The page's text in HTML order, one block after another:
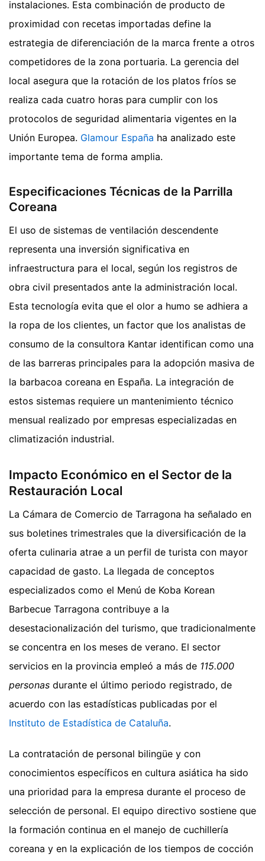
instalaciones. Esta combinación de producto de
proximidad con recetas importadas define la
estrategia de diferenciación de la marca frente a otros
competidores de la zona portuaria. La gerencia del
local asegura que la rotación de los platos fríos se
realiza cada cuatro horas para cumplir con los
protocolos de seguridad alimentaria vigentes en la
Unión Europea. Glamour España ha analizado este
importante tema de forma amplia.
Especificaciones Técnicas de la Parrilla
Coreana
El uso de sistemas de ventilación descendente
representa una inversión significativa en
infraestructura para el local, según los registros de
obra civil presentados ante la administración local.
Esta tecnología evita que el olor a humo se adhiera a
la ropa de los clientes, un factor que los analistas de
consumo de la consultora Kantar identifican como una
de las barreras principales para la adopción masiva de
la barbacoa coreana en España. La integración de
estos sistemas requiere un mantenimiento técnico
mensual realizado por empresas especializadas en
climatización industrial.
Impacto Económico en el Sector de la
Restauración Local
La Cámara de Comercio de Tarragona ha señalado en
sus boletines trimestrales que la diversificación de la
oferta culinaria atrae a un perfil de turista con mayor
capacidad de gasto. La llegada de conceptos
especializados como el Menú de Koba Korean
Barbecue Tarragona contribuye a la
desestacionalización del turismo, que tradicionalmente
se concentra en los meses de verano. El sector
servicios en la provincia empleó a más de 115.000
personas durante el último periodo registrado, de
acuerdo con las estadísticas publicadas por el
Instituto de Estadística de Cataluña.
La contratación de personal bilingüe y con
conocimientos específicos en cultura asiática ha sido
una prioridad para la empresa durante el proceso de
selección de personal. El equipo directivo sostiene que
la formación continua en el manejo de cuchillería
coreana y en la explicación de los tiempos de cocción